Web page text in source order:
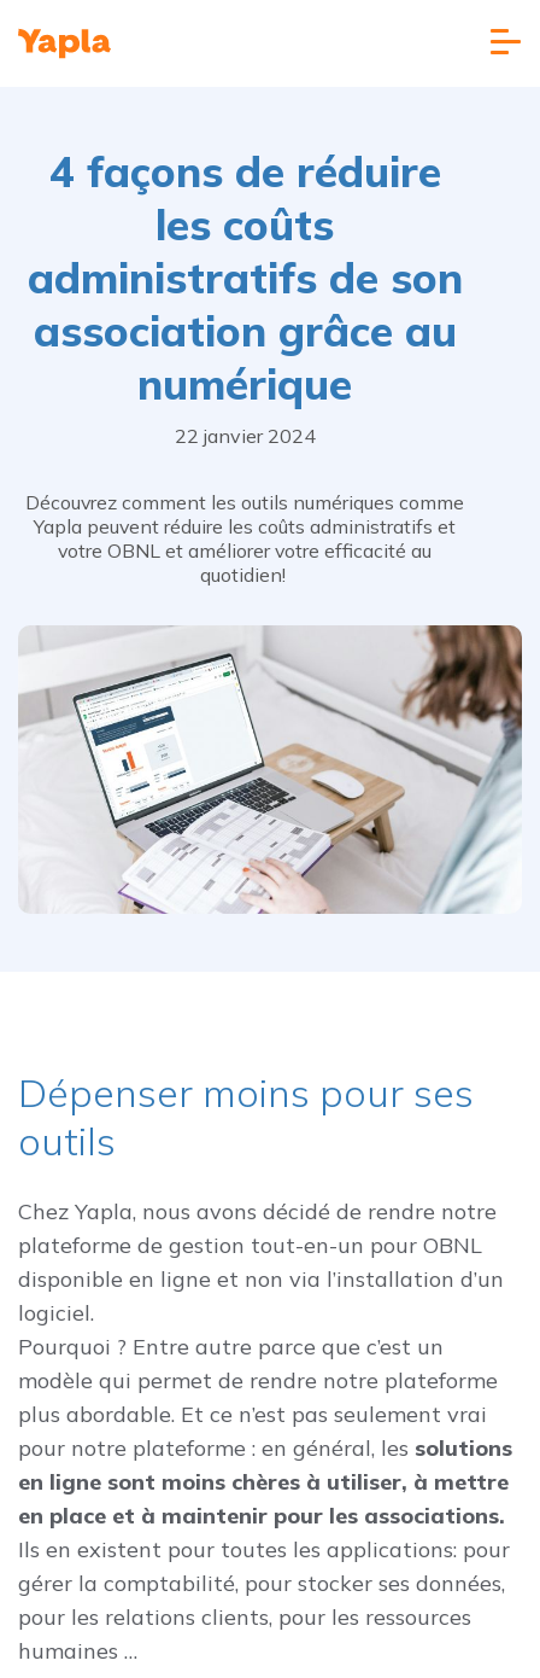
4 façons de réduire
les coûts
administratifs de son
association grâce au
numérique
22 janvier 2024
Découvrez comment les outils numériques comme
Yapla peuvent réduire les coûts administratifs et
votre OBNL et améliorer votre efficacité au
quotidien!
Dépenser moins pour ses
outils
Chez Yapla, nous avons décidé de rendre notre
plateforme de gestion tout-en-un pour OBNL
disponible en ligne et non via l’installation d’un
logiciel.
Pourquoi ? Entre autre parce que c’est un
modèle qui permet de rendre notre plateforme
plus abordable. Et ce n’est pas seulement vrai
pour notre plateforme : en général, les solutions
en ligne sont moins chères à utiliser, à mettre
en place et à maintenir pour les associations.
Ils en existent pour toutes les applications: pour
gérer la comptabilité, pour stocker ses données,
pour les relations clients, pour les ressources
humaines …